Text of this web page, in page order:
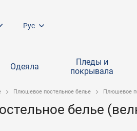
Рус
Одеяла
Пледы и
покрывала
Плюшевое постельное белье Плюшевое
белье